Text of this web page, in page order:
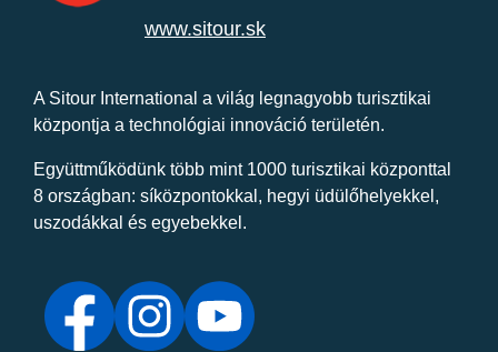
www.sitour.sk
A Sitour International a világ legnagyobb turisztikai
központja a technológiai innováció területén.
Együttműködünk több mint 1000 turisztikai központtal
8 országban: síközpontokkal, hegyi üdülőhelyekkel,
uszodákkal és egyebekkel.